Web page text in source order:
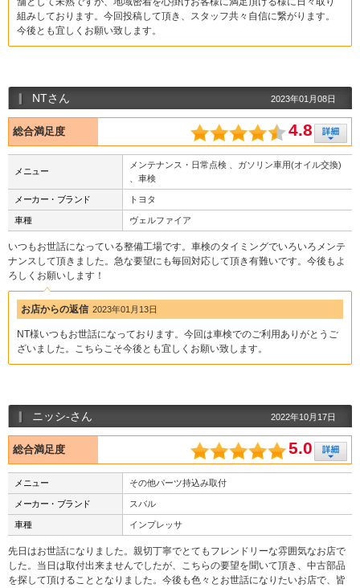
組みしております。今回投稿して頂き、スタッフ共々自信に繋がります。
今後とも宜しくお願い致します。
NTさん 2023年01月08日
総合満足度 4.8
メニュー
メンテナンス・日常点検 、ガソリン車用(オイル交換)
、車検
メーカー・ブランド トヨタ
車種 ヴェルファイア
いつもお世話になっている整備工場です。車検のタイミングでいろいろメンテ
ナンスして頂きました。急な要望にも毎回対応して頂き有難いです。今後もよ
ろしくお願いします！
お店からの返信 2023年01月13日
NT様いつもお世話になっております。今回は車検でのご利用ありがとうご
ざいました。こちらこそ今後とも宜しくお願い致します。
ニッシ-さん 2022年10月17日
総合満足度 5.0
メニュー その他パーツ持込み取付
メーカー・ブランド スバル
車種 インプレッサ
先日はお世話になりました。親切丁寧でとてもフレンドリーな雰囲気なお店で
した。当日は取付出来ませんでしたが、こちらの要望を聞いて頂き、中古部品
を探して頂けることとなりました。今後も色々とお世話になりたいお店で、皆